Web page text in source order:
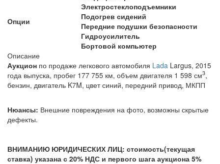
Опции
Электростеклоподъемники
Подогрев сидений
Передние подушки безопасности
Гидроусилитель
Бортовой компьютер
Описание
Аукцион по продаже легкового автомобиля Lada Largus, 2015
года выпуска, пробег 177 755 км, объем двигателя 1 598 см3,
бензин, двигатель K7M, цвет синий, передний привод, МКПП
Нюансы: Внешние повреждения на фото, возможны скрытые
дефекты.
ВНИМАНИЮ ЮРИДИЧЕСКИХ ЛИЦ: стоимость(текущая
ставка) указана с 20% НДС и первого шага аукциона 5%